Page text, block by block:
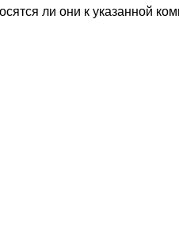
ли они к указанной